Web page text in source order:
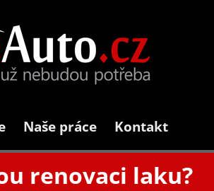
Naše práce Kontakt
renovaci laku?